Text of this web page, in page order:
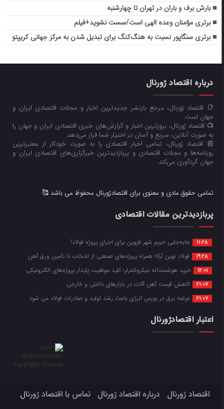
بارش برف و باران در تهران تا چهارشنبه
برتری مؤمنان وعده الهی است/سست نشوید+فیلم
برتری سنگاپور نسبت به هنگ‌کنگ برای تبدیل شدن به مرکز جهانی کریپتو
درباره اقتصاد ژورنال
📑 اقتصاد ژورنال، مرجع بازنشر جدیدترین اخبار و مجلات اقتصادی ایران و
جهان است.
📺 اقتصاد ژورنال، بروزترین اخبار و گزارش‌های خبری اقتصادی ایران و جهان را
به صورت آنلاین، سریع و آسان در اختیار شما قرار می‌‌دهد.
📰 اقتصاد ژورنال، تمامی اخبار اقتصادی را به صورت خودکار از معتبرترین
روزنامه‌ها و مجلات اقتصادی و پربازدیدترین خبرگزاری‌های اقتصادی ایران و
جهان گردآوری می‌کند.
تمامی حقوق مادی و معنوی برای اقتصادژورنال محفوظ می باشد 🥰
پربازدیدترین مقالات اقتصادی
11:28 جابه‌جایی حریم شهر قزوین برای اجرای پروژه فولاد!
19:28 فولاد نوین آرکا؛ همراه پروژه‌های صنعتی از انتخاب تا تأمین ورق آهن
12:01 خرید هوشمندانه میکروکنترلر؛ کلید موفقیت پایدار پروژه‌های الکترونیکی
21:07 کاهش قیمت آهن آلات در بازارهای داخلی و خارجی
21:07 عرضه برق در بورس انرژی باعث رشد تولید و صادرات فولاد می شود
اعتبار اقتصادژورنال
اقتصاد ژورنال درباره اقتصاد ژورنال
تماس با اقتصاد ژورنال